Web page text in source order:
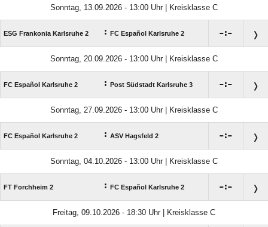
Sonntag, 13.09.2026 - 13:00 Uhr | Kreisklasse C
ESG Frankonia Karlsruhe 2 : FC Español Karlsruhe 2 :
Sonntag, 20.09.2026 - 13:00 Uhr | Kreisklasse C
FC Español Karlsruhe 2 : Post Südstadt Karlsruhe 3 :
Sonntag, 27.09.2026 - 13:00 Uhr | Kreisklasse C
FC Español Karlsruhe 2 : ASV Hagsfeld 2 :
Sonntag, 04.10.2026 - 13:00 Uhr | Kreisklasse C
FT Forchheim 2 : FC Español Karlsruhe 2 :
Freitag, 09.10.2026 - 18:30 Uhr | Kreisklasse C